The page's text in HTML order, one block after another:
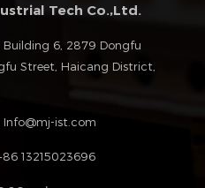
Tech Co.,Ltd.
Building 6, 2879 Dongfu
Street, Haicang District,
Info@mj-ist.com
13215023696